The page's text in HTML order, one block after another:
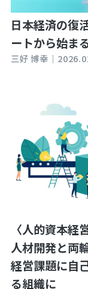
日本経済の復
ートから始ま
三好 博幸｜
〈人的資本
人材開発と両
経営課題に自
る組織に